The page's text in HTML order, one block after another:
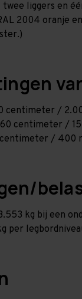
liggers en
2004 oranje
centimeter /
centimeter /
/ 400
kg bij een
per